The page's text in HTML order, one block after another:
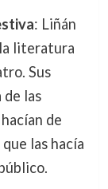
: Liñán
literatura
Sus
las
de
las hacía